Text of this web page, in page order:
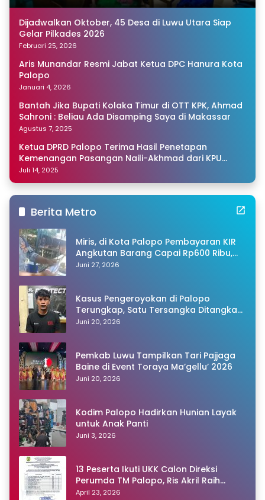
Dijadwalkan Oktober, 45 Desa di Luwu Utara Siap
Gelar Pilkades 2026
Februari 25, 2026
Aris Munandar Resmi Jabat Ketua DPC Hanura Kota
Palopo
Januari 4, 2026
Bantah Jika Bupati Kolaka Timur di OTT KPK, Ahmad
Sahroni : Beliau Ada Disamping Saya di Makassar
Agustus 7, 2025
Ketua DPRD Palopo Terima Hasil Penetapan
Kemenangan Pasangan Naili-Akhmad dari KPU
Sulsel
Juli 14, 2025
Berita Metro
Miris, di Kota Palopo Pembayaran KIR
Angkutan Barang Capai Rp600 Ribu,
Warganet Pertanyakan Dugaan Pungli
Juni 27, 2026
Kasus Pengeroyokan di Palopo
Terungkap, Satu Tersangka Ditangkap
Polisi
Juni 20, 2026
Pemkab Luwu Tampilkan Tari Pajjaga
Baine di Event Toraya Ma’gellu’ 2026
Juni 20, 2026
Kodim Palopo Hadirkan Hunian Layak
untuk Anak Panti
Juni 3, 2026
13 Peserta Ikuti UKK Calon Direksi
Perumda TM Palopo, Ris Akril Raih
Peringkat Pertama
April 23, 2026